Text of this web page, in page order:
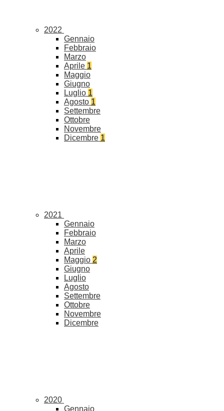
2022
Gennaio
Febbraio
Marzo
Aprile 1
Maggio
Giugno
Luglio 1
Agosto 1
Settembre
Ottobre
Novembre
Dicembre 1
2021
Gennaio
Febbraio
Marzo
Aprile
Maggio 2
Giugno
Luglio
Agosto
Settembre
Ottobre
Novembre
Dicembre
2020
Gennaio